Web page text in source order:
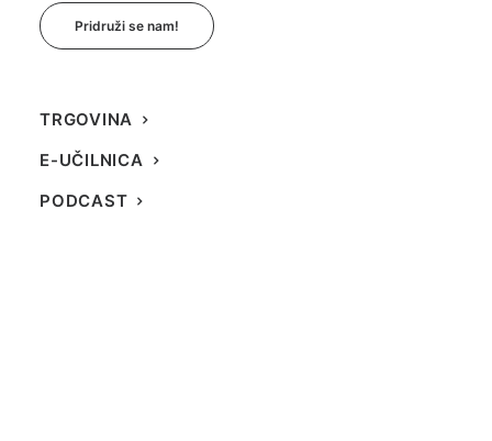
Pridruži se nam!
TRGOVINA
E-UČILNICA
PODCAST